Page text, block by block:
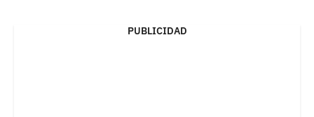
PUBLICIDAD